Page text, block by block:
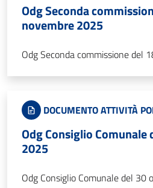
Odg Seconda
novembre 2025
Odg Seconda commissione del
DOCUMENTO ATTIVITÀ
Odg Consiglio
2025
Odg Consiglio Comunale del 30